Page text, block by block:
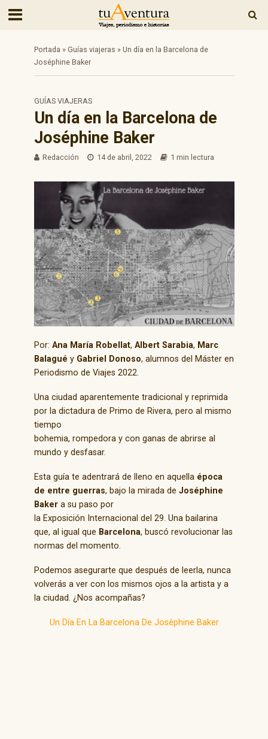
Portada » Guías viajeras » Un día en la Barcelona de
Joséphine Baker
GUÍAS VIAJERAS
Un día en la Barcelona de
Joséphine Baker
Redacción 14 de abril, 2022 1 min lectura
Por: Ana María Robellat, Albert Sarabia, Marc
Balagué y Gabriel Donoso, alumnos del Máster en
Periodismo de Viajes 2022.
Una ciudad aparentemente tradicional y reprimida
por la dictadura de Primo de Rivera, pero al mismo
tiempo
bohemia, rompedora y con ganas de abrirse al
mundo y desfasar.
Esta guía te adentrará de lleno en aquella época
de entre guerras, bajo la mirada de Joséphine
Baker a su paso por
la Exposición Internacional del 29. Una bailarina
que, al igual que Barcelona, buscó revolucionar las
normas del momento.
Podemos asegurarte que después de leerla, nunca
volverás a ver con los mismos ojos a la artista y a
la ciudad. ¿Nos acompañas?
Un Día En La Barcelona De Joséphine Baker